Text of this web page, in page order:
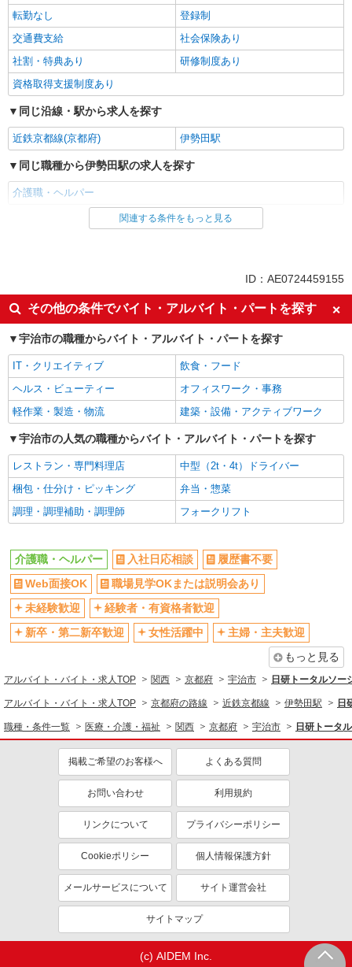
転勤なし
登録制
交通費支給
社会保険あり
社割・特典あり
研修制度あり
資格取得支援制度あり
同じ沿線・駅から求人を探す
近鉄京都線(京都府) 伊勢田駅
同じ職種から伊勢田駅の求人を探す
介護職・ヘルパー
同じ雇用形態から伊勢田駅の求人を探す
同じ特徴から伊勢田駅の求人を探す
入社日応相談
履歴書不要
Web面接OK
職場見学OKまたは説明会あり
未経験歓迎
経験者・有資格者歓迎
新卒・第二新卒歓迎
女性活躍中
主婦・主夫歓迎
フリーター歓迎
学歴不問
ブランクOK
ミドル（40代～）活躍中
エルダー（50代～）活躍中
シニア（60代～）活躍中
昇給あり
週払い
週2～3日勤務OK
時間や曜日が選べる・シフト自由
深夜
禁煙・分煙
残業ほぼなし
転勤なし
登録制
交通費支給
社会保険あり
社割・特典あり
研修制度あり
医療・介護・福祉
同じ特徴から求人を探す
ミドル（40代～）活躍中
週2～3日勤務OK
深夜
交通費支給
社会保険あり
関連する条件をもっと見る
ID：AE0724459155
その他の条件でバイト・アルバイト・パートを探す
宇治市の職種からバイト・アルバイト・パートを探す
IT・クリエイティブ
飲食・フード
ヘルス・ビューティー
オフィスワーク・事務
軽作業・製造・物流
建築・設備・アクティブワーク
宇治市の人気の職種からバイト・アルバイト・パートを探す
レストラン・専門料理店
中型（2t・4t）ドライバー
梱包・仕分け・ピッキング
弁当・惣菜
調理・調理補助・調理師
フォークリフト
介護職・ヘルパー 入社日応相談
履歴書不要
Web面接OK
職場見学OKまたは説明会あり
未経験歓迎
経験者・有資格者歓迎
新卒・第二新卒歓迎
女性活躍中
主婦・主夫歓迎
もっと見る
アルバイト・バイト・求人TOP 関西 京都府 宇治市 日研トータルソ
アルバイト・バイト・求人TOP 京都府の路線 近鉄京都線 伊勢田駅 日
職種・条件一覧 医療・介護・福祉 関西 京都府 宇治市 日研トータ
掲載ご希望のお客様へ よくある質問
お問い合わせ 利用規約
リンクについて プライバシーポリシー
Cookieポリシー 個人情報保護方針
メールサービスについて サイト運営会社
サイトマップ
(c) AIDEM Inc.